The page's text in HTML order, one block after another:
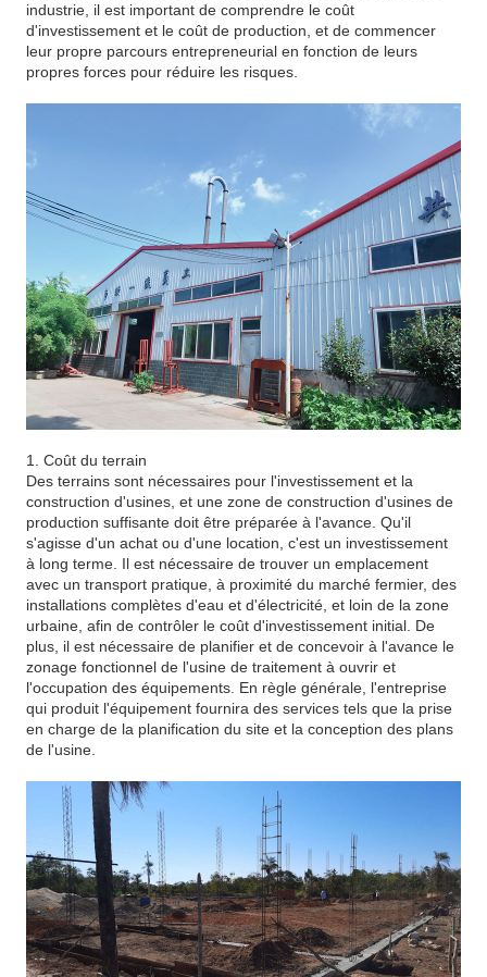
industrie, il est important de comprendre le coût
d'investissement et le coût de production, et de commencer
leur propre parcours entrepreneurial en fonction de leurs
propres forces pour réduire les risques.
1. Coût du terrain
Des terrains sont nécessaires pour l'investissement et la
construction d'usines, et une zone de construction d'usines de
production suffisante doit être préparée à l'avance. Qu'il
s'agisse d'un achat ou d'une location, c'est un investissement
à long terme. Il est nécessaire de trouver un emplacement
avec un transport pratique, à proximité du marché fermier, des
installations complètes d'eau et d'électricité, et loin de la zone
urbaine, afin de contrôler le coût d'investissement initial. De
plus, il est nécessaire de planifier et de concevoir à l'avance le
zonage fonctionnel de l'usine de traitement à ouvrir et
l'occupation des équipements. En règle générale, l'entreprise
qui produit l'équipement fournira des services tels que la prise
en charge de la planification du site et la conception des plans
de l'usine.